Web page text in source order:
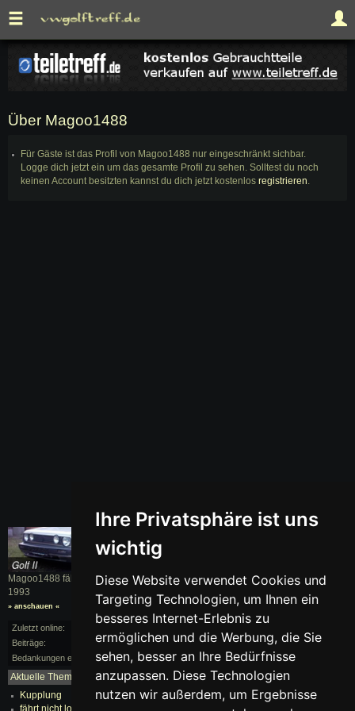
Ihre Privatsphäre ist uns
wichtig
Diese Website verwendet Cookies und
Targeting Technologien, um Ihnen ein
besseres Internet-Erlebnis zu
ermöglichen und die Werbung, die Sie
sehen, besser an Ihre Bedürfnisse
anzupassen. Diese Technologien
nutzen wir außerdem, um Ergebnisse
Über Magoo1488
Für Gäste ist das Profil von Magoo1488 nur eingeschränkt sichbar.
Logge dich jetzt ein um das gesamte Profil zu sehen. Solltest du noch
keinen Account besitzten kannst du dich jetzt kostenlos registrieren.
Magoo1488 fährt einenGolf II, BJ.
1993
» anschauen «
Zuletzt online:
Beiträge:
Bedankungen erhalten:
Aktuelle Themen:
Kupplung